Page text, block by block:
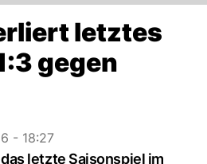
letztes
gegen
- 18:27
letzte Saisonspiel im